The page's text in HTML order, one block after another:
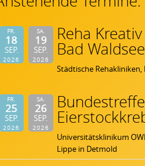
FR.
18
SEP.
2026
SA.
19
SEP.
2026
Reha
Bad Waldsee
Städtische Rehakliniken,
FR.
25
SEP.
2026
SA.
26
SEP.
2026
Universitätsklinikum
Lippe in Detmold